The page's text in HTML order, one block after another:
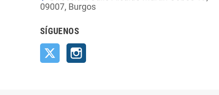
09007, Burgos
SÍGUENOS
Twitter